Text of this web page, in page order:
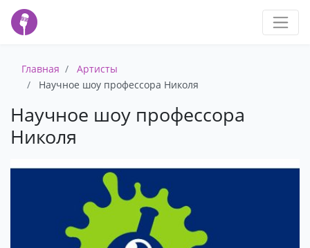
Главная
Артисты
Научное шоу профессора Николя
Научное шоу профессора
Николя